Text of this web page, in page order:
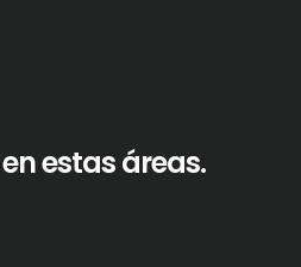
estas áreas.